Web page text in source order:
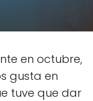
en octubre,
gusta en
tuve que dar